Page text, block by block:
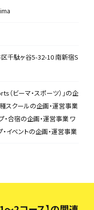
千駄ヶ谷5-32-10 南新宿S
（ビーマ・スポーツ）」の企
スクールの企画・運営事業
・合宿の企画・運営事業 ワ
・イベントの企画・運営事業